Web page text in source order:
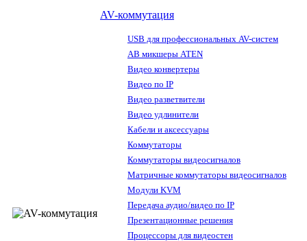
AV-коммутация
USB для профессиональных AV-систем
АВ микшеры ATEN
Видео конвертеры
Видео по IP
Видео разветвители
Видео удлинители
Кабели и аксессуары
Коммутаторы
Коммутаторы видеосигналов
Матричные коммутаторы видеосигналов
Модули KVM
Передача аудио/видео по IP
Презентационные решения
Процессоры для видеостен